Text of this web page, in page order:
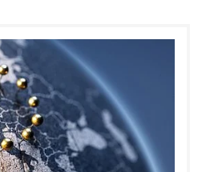
Dr. Stephan
Degen, Maître
en Droit
Julia Kathrin
Degen, LL.M.